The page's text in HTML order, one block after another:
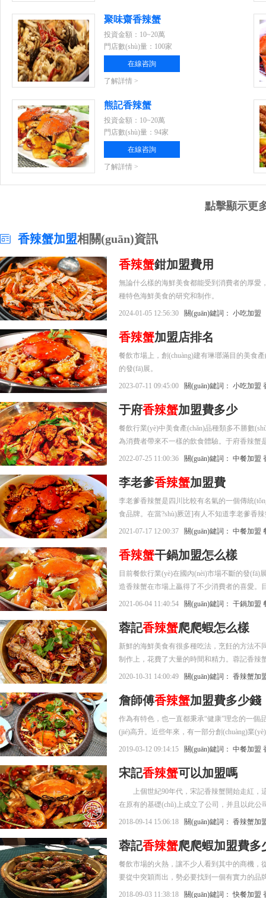
聚味齋香辣蟹
投資金額：10~20萬
門店數(shù)量：100家
在線咨詢
了解詳情 >
熊記香辣蟹
投資金額：10~20萬
門店數(shù)量：94家
在線咨詢
了解詳情 >
點擊顯示更
香辣蟹加盟相關(guān)資訊
香辣蟹鉗加盟費用
無論什么樣的海鮮美食都能受到消費者的厚愛
種特色海鮮美食的研究和制作。
2024-01-05 12:56:30 關(guān)鍵詞： 小吃加盟
香辣蟹加盟店排名
餐飲市場上，創(chuàng)建有琳瑯滿目的美食
的發(fā)展。
2023-07-11 09:45:00 關(guān)鍵詞： 小吃加盟
于府香辣蟹加盟費多少
餐飲行業(yè)中美食產(chǎn)品種類多不勝數
為消費者帶來不一樣的飲食體驗。于府香辣蟹
(shù)，打造出餐飲行業(yè)中別具一番風味的
的創(chuàng)業(yè)好項目。下面和小編一起
2022-07-25 11:00:36 關(guān)鍵詞： 中餐加盟
李老爹香辣蟹加盟費
李老爹香辣蟹是四川比較有名氣的一個傳統
食品牌。在當?shù)厥菦]有人不知道李老爹香
也吸引了很多加盟人員的關(guān)注，那么對
2021-07-17 12:00:37 關(guān)鍵詞： 中餐加盟
香辣蟹干鍋加盟怎么樣
目前餐飲行業(yè)在國內(nèi)市場不斷的發
造香辣蟹在市場上贏得了不少消費者的喜愛。
到。許多的加盟商總是好奇香辣蟹干鍋加盟怎
2021-06-04 11:40:54 關(guān)鍵詞： 干鍋加盟
蓉記香辣蟹爬爬蝦怎么樣
新鮮的海鮮美食有很多種吃法，烹飪的方法不
制作上，花費了大量的時間和精力。蓉記香辣
蟹爬爬蝦怎么樣？感興趣的朋友可能更加關
2020-10-31 14:00:49 關(guān)鍵詞： 香辣蟹加
詹師傅香辣蟹加盟費多少錢
作為有特色，也一直都秉承“健康”理念的一個
(jié)高升。近些年來，有一部分創(chuàng)業
么，詹師傅香辣蟹加盟費多少錢?
2019-03-12 09:14:15 關(guān)鍵詞： 中餐加盟
宋記香辣蟹可以加盟嗎
上個世紀90年代，宋記香辣蟹開始走紅，
在原有的基礎(chǔ)上成立了公司，并且以此
2018-09-14 15:06:18 關(guān)鍵詞： 香辣蟹加
蓉記香辣蟹爬爬蝦加盟費多
餐飲市場的火熱，讓不少人看到其中的商機，
要從中突穎而出，勢必要找到一個有實力的品
(yè)者都想要成為其加盟商，但在加盟之前，
2018-09-03 11:38:18 關(guān)鍵詞： 快餐加盟